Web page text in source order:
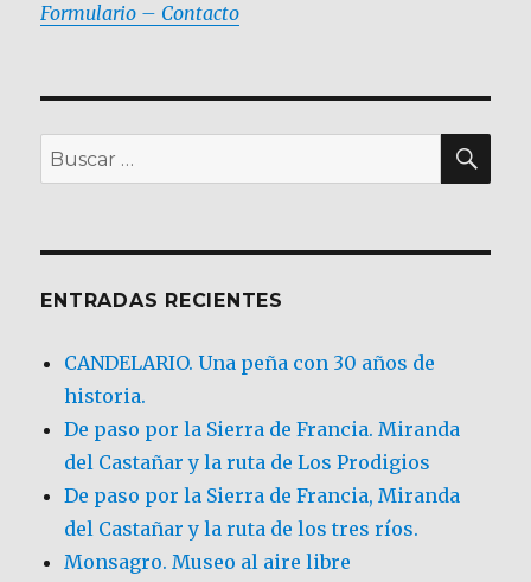
Formulario – Contacto
Buscar
por:
ENTRADAS RECIENTES
CANDELARIO. Una peña con 30 años de
historia.
De paso por la Sierra de Francia. Miranda
del Castañar y la ruta de Los Prodigios
De paso por la Sierra de Francia, Miranda
del Castañar y la ruta de los tres ríos.
Monsagro. Museo al aire libre